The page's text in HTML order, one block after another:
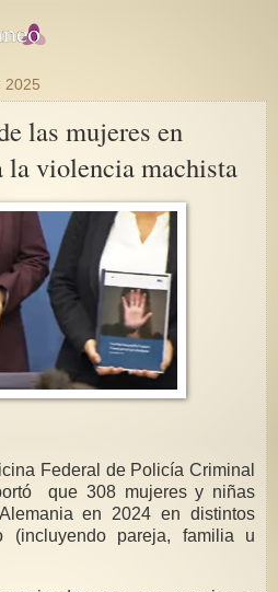
2025
las mujeres en
a la violencia machista
Federal de Policía Criminal
que 308 mujeres y niñas
en 2024 en distintos
(incluyendo pareja, familia u